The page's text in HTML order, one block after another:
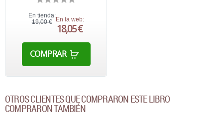
En tienda:
19,00 € En la web:
18,05 €
COMPRAR
OTROS CLIENTES QUE COMPRARON ESTE LIBRO
COMPRARON TAMBIÉN